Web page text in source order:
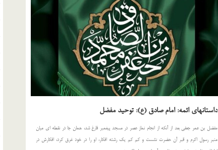
داستانهای ائمه: امام صادق (ع): توحید مفضل
مفضل بن عمر جعفی بعد از آنكه از انجام نماز عصر در مسجد پیغمبر فارغ شد، همان جا در نقطه ای میان
منبر رسول اكرم و قبر آن حضرت نشست و كم كم یك رشته افكار، او را در خود غرق كرد، افكارش در